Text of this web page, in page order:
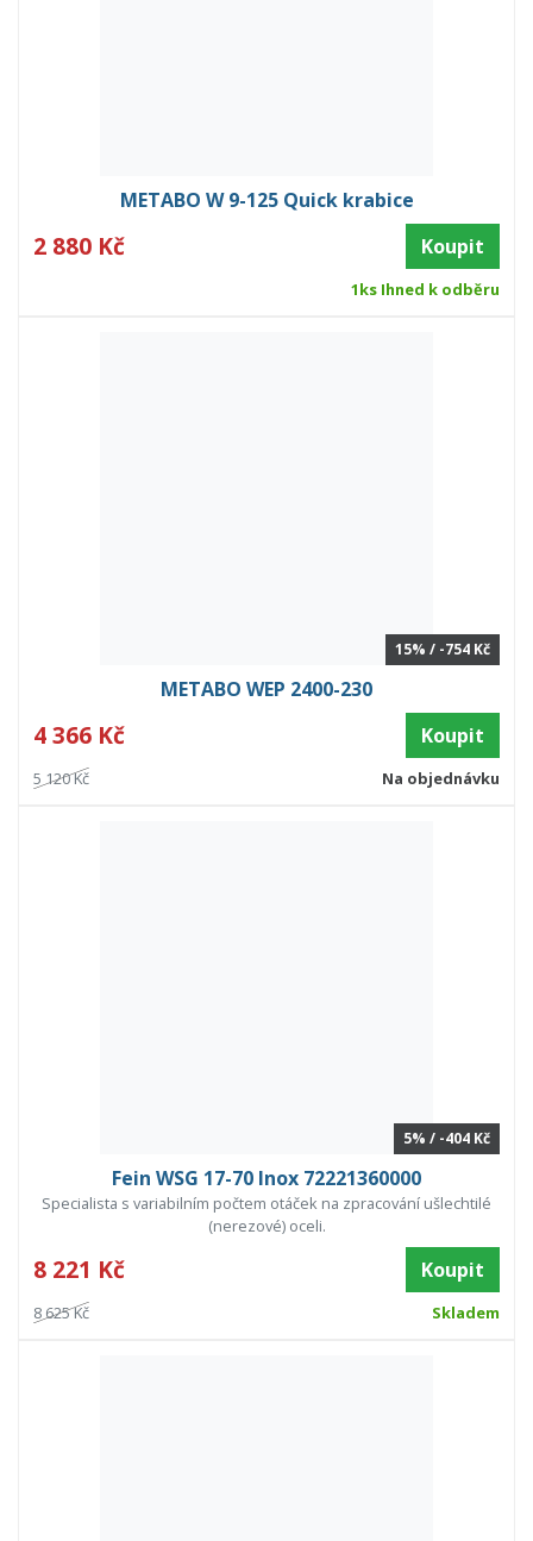
METABO W 9-125 Quick krabice
2 880 Kč Koupit
1ks Ihned k odběru
15% / -754 Kč
METABO WEP 2400-230
4 366 Kč Koupit
5 120 Kč Na objednávku
5% / -404 Kč
Fein WSG 17-70 Inox 72221360000
Specialista s variabilním počtem otáček na zpracování ušlechtilé
(nerezové) oceli.
8 221 Kč Koupit
8 625 Kč Skladem